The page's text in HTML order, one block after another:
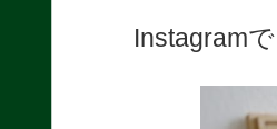
Instagram